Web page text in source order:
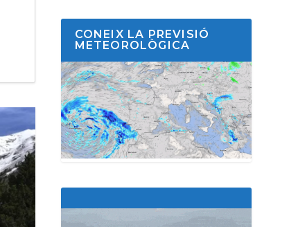
CONEIX LA PREVISIÓ
METEOROLÒGICA